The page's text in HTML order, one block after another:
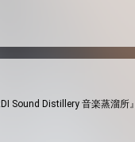
Sound Distillery 音楽蒸溜所